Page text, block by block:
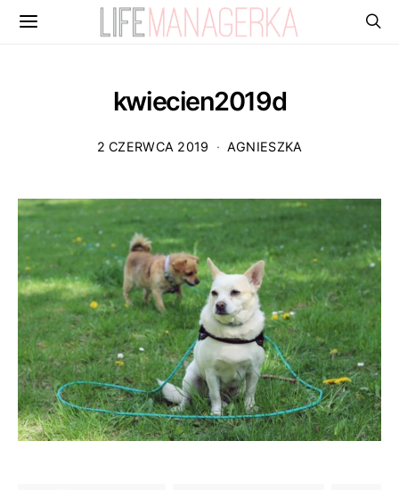
kwiecien2019d
2 CZERWCA 2019 AGNIESZKA